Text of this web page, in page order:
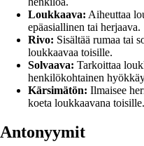
Loukkaava: Aiheuttaa
epäasiallinen tai herjaava.
Rivo: Sisältää rumaa tai
loukkaavaa toisille.
Solvaava: Tarkoittaa
henkilökohtainen
Kärsimätön: Ilmaisee
koeta loukkaavana toisille.
Antonyymit